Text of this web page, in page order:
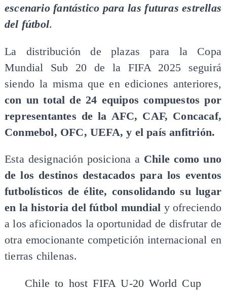
escenario fantástico para las futuras estrellas
del fútbol.
La distribución de plazas para la Copa
Mundial Sub 20 de la FIFA 2025 seguirá
siendo la misma que en ediciones anteriores,
con un total de 24 equipos compuestos por
representantes de la AFC, CAF, Concacaf,
Conmebol, OFC, UEFA, y el país anfitrión.
Esta designación posiciona a Chile como uno
de los destinos destacados para los eventos
futbolísticos de élite, consolidando su lugar
en la historia del fútbol mundial y ofreciendo
a los aficionados la oportunidad de disfrutar de
otra emocionante competición internacional en
tierras chilenas.
Chile to host FIFA U-20 World Cup